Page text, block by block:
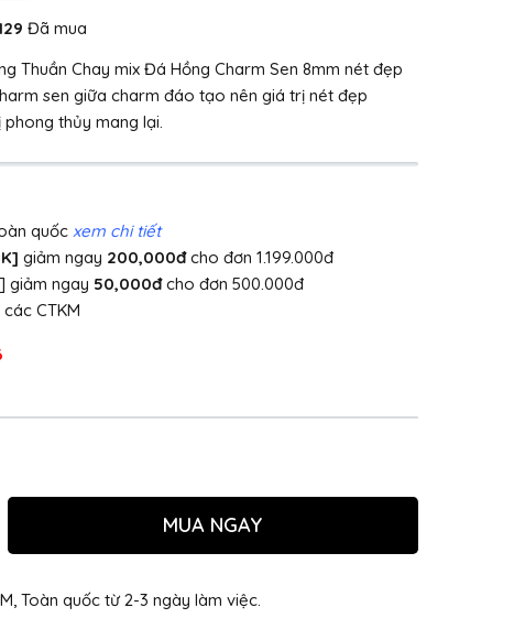
Đã mua
Thuần Chay mix Đá Hồng Charm Sen 8mm nét đẹp
sen giữa charm đáo tạo nên giá trị nét đẹp
thủy mang lại.
quốc xem chi tiết
giảm ngay 200,000đcho đơn 1.199.000đ
] giảm ngay 50,000đcho đơn 500.000đ
CTKM
MUA NGAY
Toàn quốc từ 2-3 ngày làm việc.